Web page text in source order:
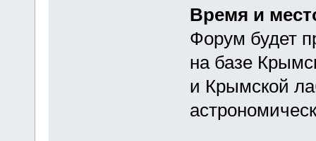
Время и
Форум будет
на базе
и Крымской